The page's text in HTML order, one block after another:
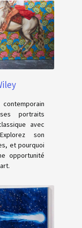
portraits
avec
son
et pourquoi
opportunité